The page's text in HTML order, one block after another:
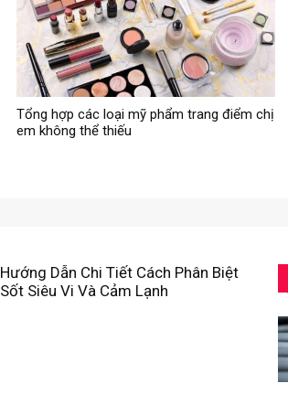
Tổng hợp các loại mỹ phẩm trang điểm chị
em không thể thiếu
Hướng Dẫn Chi Tiết Cách Phân Biệt
Sốt Siêu Vi Và Cảm Lạnh